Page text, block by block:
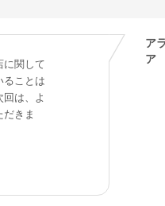
に関して
ることは
は、よ
きま
ア
ア